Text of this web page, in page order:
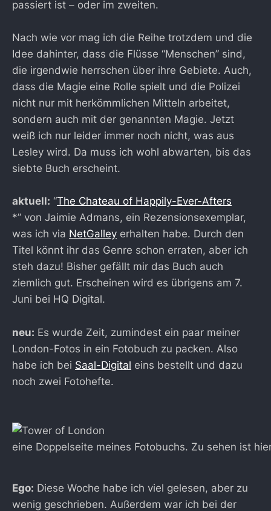
passiert ist – oder im zweiten.
Nach wie vor mag ich die Reihe trotzdem und die
Idee dahinter, dass die Flüsse “Menschen” sind,
die irgendwie herrschen über ihre Gebiete. Auch,
dass die Magie eine Rolle spielt und die Polizei
nicht nur mit herkömmlichen Mitteln arbeitet,
sondern auch mit der genannten Magie. Jetzt
weiß ich nur leider immer noch nicht, was aus
Lesley wird. Da muss ich wohl abwarten, bis das
siebte Buch erscheint.
aktuell: “The Chateau of Happily-Ever-Afters
*” von Jaimie Admans, ein Rezensionsexemplar,
was ich via NetGalley erhalten habe. Durch den
Titel könnt ihr das Genre schon erraten, aber ich
steh dazu! Bisher gefällt mir das Buch auch
ziemlich gut. Erscheinen wird es übrigens am 7.
Juni bei HQ Digital.
neu: Es wurde Zeit, zumindest ein paar meiner
London-Fotos in ein Fotobuch zu packen. Also
habe ich bei Saal-Digital eins bestellt und dazu
noch zwei Fotohefte.
eine Doppelseite meines Fotobuchs. Zu sehen ist
Ego: Diese Woche habe ich viel gelesen, aber zu
wenig geschrieben. Außerdem war ich bei der